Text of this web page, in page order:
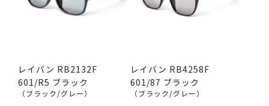
レイバン RB2132F
601/R5 ブラック
（ブラック/グレー）
レイバン RB4258F
601/87 ブラック
（ブラック/グレー）